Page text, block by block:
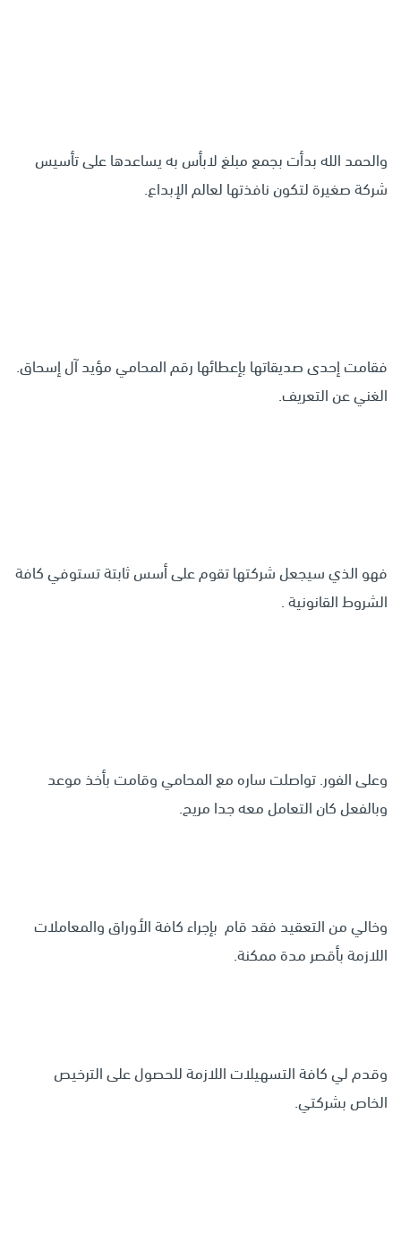
والحمد الله بدأت بجمع مبلغ لابأس به يساعدها على تأسيس
شركة صغيرة لتكون نافذتها لعالم الإبداع.
فقامت إحدى صديقاتها بإعطائها رقم المحامي مؤيد آل إسحاق.
الغني عن التعريف.
فهو الذي سيجعل شركتها تقوم على أسس ثابتة تستوفي كافة
الشروط القانونية .
وعلى الفور. تواصلت ساره مع المحامي وقامت بأخذ موعد
وبالفعل كان التعامل معه جدا مريح.
وخالي من التعقيد فقد قام بإجراء كافة الأوراق والمعاملات
اللازمة بأقصر مدة ممكنة.
وقدم لي كافة التسهيلات اللازمة للحصول على الترخيص
الخاص بشركتي.